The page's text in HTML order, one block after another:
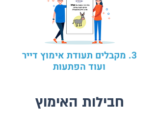
​3. מקבלים תעודת אימוץ דייר
ועוד הפתעות
חבילות האימוץ